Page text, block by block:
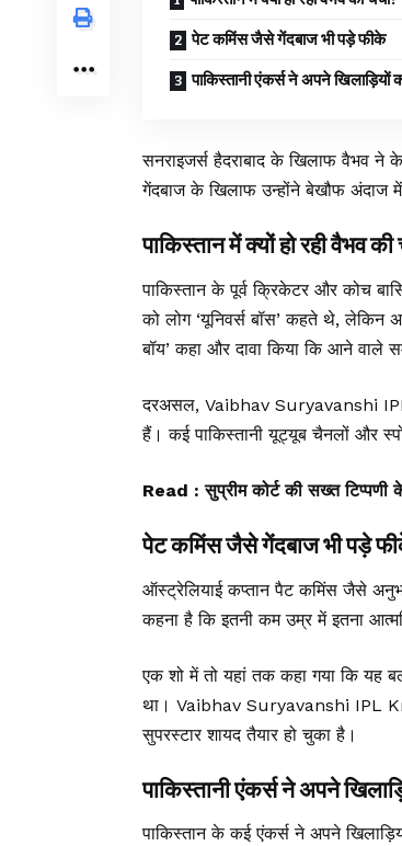
पेट कमिंस जैसे गेंदबाज भी पड़े फीके
पाकिस्तानी एंकर्स ने अपने खिलाड़ियों
सनराइजर्स हैदराबाद के खिलाफ वैभव ने
गेंदबाज के खिलाफ उन्होंने बेखौफ अंदाज
पाकिस्तान में क्यों हो रही वैभव की
पाकिस्तान के पूर्व क्रिकेटर और कोच
को लोग ‘यूनिवर्स बॉस’ कहते थे, लेकिन
बॉय’ कहा और दावा किया कि आने वाले
दरअसल, Vaibhav Suryavanshi IPL
हैं। कई पाकिस्तानी यूट्यूब चैनलों और
Read :सुप्रीम कोर्ट की सख्त टिप्पणी
पेट कमिंस जैसे गेंदबाज भी पड़े
ऑस्ट्रेलियाई कप्तान पैट कमिंस जैसे
कहना है कि इतनी कम उम्र में इतना
एक शो में तो यहां तक कहा गया कि यह
था। Vaibhav Suryavanshi IPL
सुपरस्टार शायद तैयार हो चुका है।
पाकिस्तानी एंकर्स ने अपने
पाकिस्तान के कई एंकर्स ने अपने